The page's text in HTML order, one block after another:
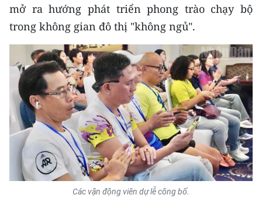
Media Khoa học - Công nghệ
Media Môi trường
Ảnh
Infographic
TIN MỚI
TIN ĐỊA PHƯƠNG
Trung du và miền núi phía Bắc
mở ra hướng phát triển phong trào chạy bộ
trong không gian đô thị "không ngủ".
Các vận động viên dự lễ công bố.